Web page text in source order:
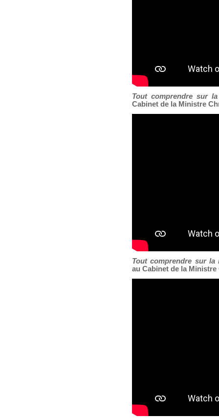
Tout comprendre sur
Cabinet de la Ministre
Tout comprendre sur la
au Cabinet de la